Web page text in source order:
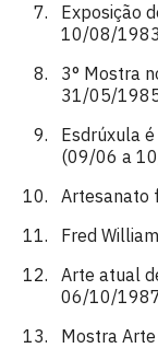
Exposição
10/08/1983
3° Mostra
31/05/
Esdrúxula
(09/06 a
Artesanato
Fred
Arte atual
06/10/
Mostra